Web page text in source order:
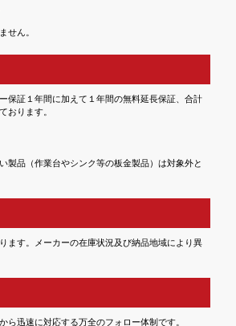
せん。
保証１年間に加えて１年間の無料延長保証、合計
おります。
製品（作業台やシンク等の板金製品）は対象外と
ます。メーカーの在庫状況及び納品地域により異
ら迅速に対応する万全のフォロー体制です。